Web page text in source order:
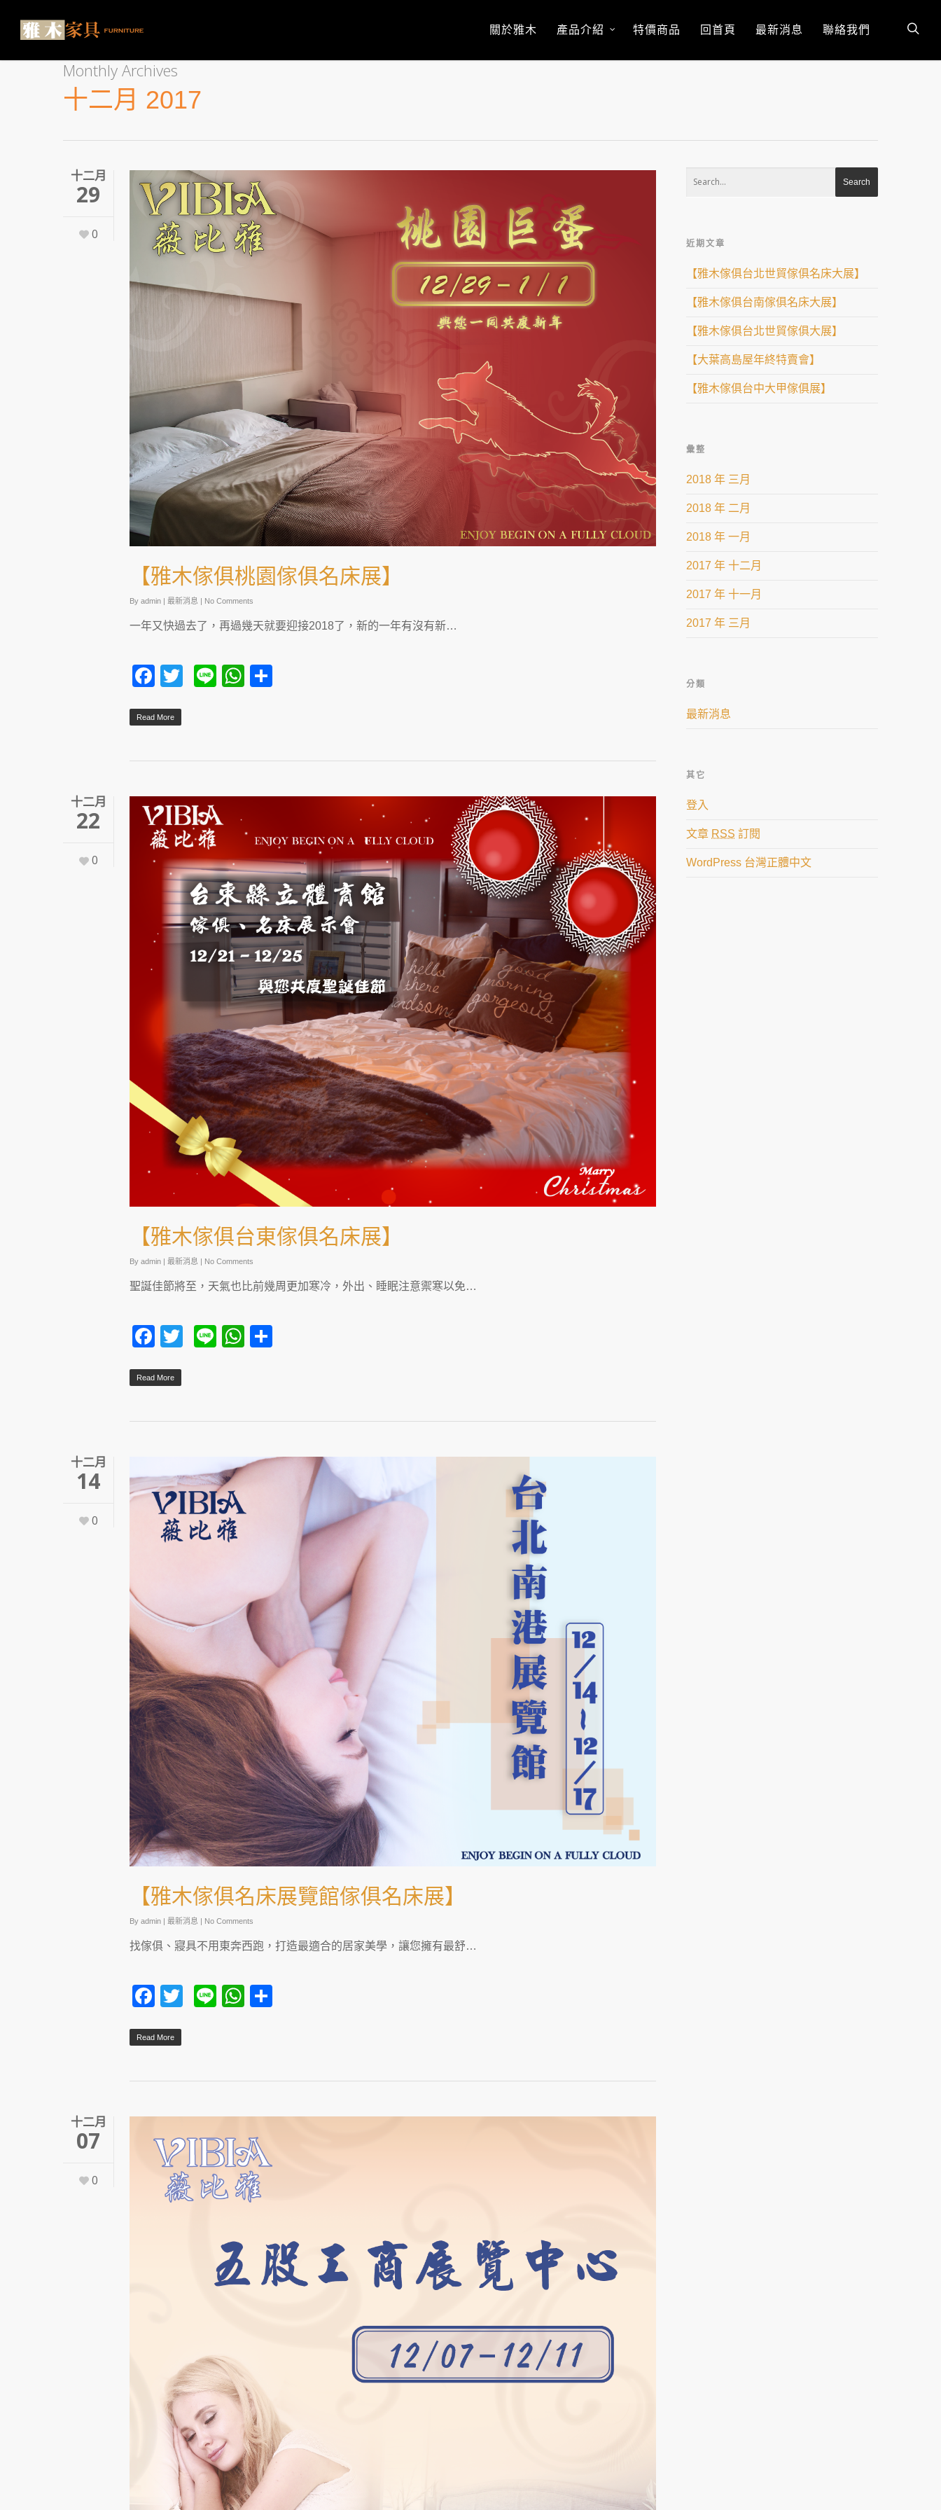
關於雅木 產品介紹 特價商品 回首頁 最新消息 聯絡我們
Monthly Archives
十二月 2017
十二月
29
0
【雅木傢俱桃園傢俱名床展】
By admin 最新消息 No Comments
一年又快過去了，再過幾天就要迎接2018了，新的一年有沒有新…
Facebook
TwitterLineWhatsApp
Read More
十二月
22
0
【雅木傢俱台東傢俱名床展】
By admin | 最新消息 | No Comments
聖誕佳節將至，天氣也比前幾周更加寒冷，外出、睡眠注意禦寒以免…
Facebook
TwitterLineWhatsApp
Read More
十二月
14
0
【雅木傢俱名床展覽館傢俱名床展】
By admin | 最新消息 | No Comments
找傢俱、寢具不用東奔西跑，打造最適合的居家美學，讓您擁有最舒…
Facebook
TwitterLineWhatsApp
Read More
十二月
07
0
近期文章
【雅木傢俱台北世貿傢俱名床大展】
【雅木傢俱台南傢俱名床大展】
【雅木傢俱台北世貿傢俱大展】
【大葉高島屋年終特賣會】
【雅木傢俱台中大甲傢俱展】
彙整
2018 年 三月
2018 年 二月
2018 年 一月
2017 年 十二月
2017 年 十一月
2017 年 三月
分類
最新消息
其它
登入
文章 RSS 訂閱
WordPress 台灣正體中文